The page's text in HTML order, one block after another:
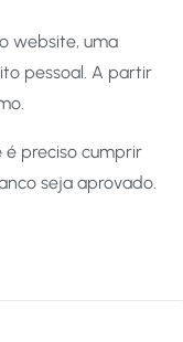
website, uma
pessoal. A partir
é preciso cumprir
seja aprovado.